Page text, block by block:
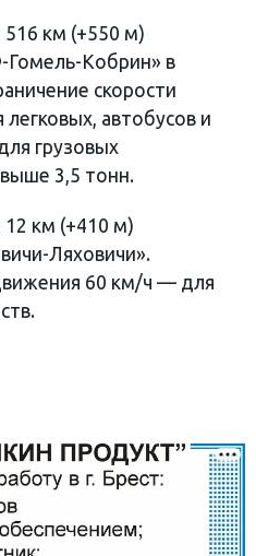
516 км (+550 м)
Гомель-Кобрин» в
скорости
автобусов и
грузовых
3,5 тонн.
12 км (+410 м)
Ляховичи».
60 км/ч — для